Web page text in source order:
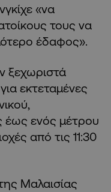
«να
τους να
έδαφος».
ξεχωριστά
εκτεταμένες
έως ενός μέτρου
από τις 11:30
Μαλαισίας